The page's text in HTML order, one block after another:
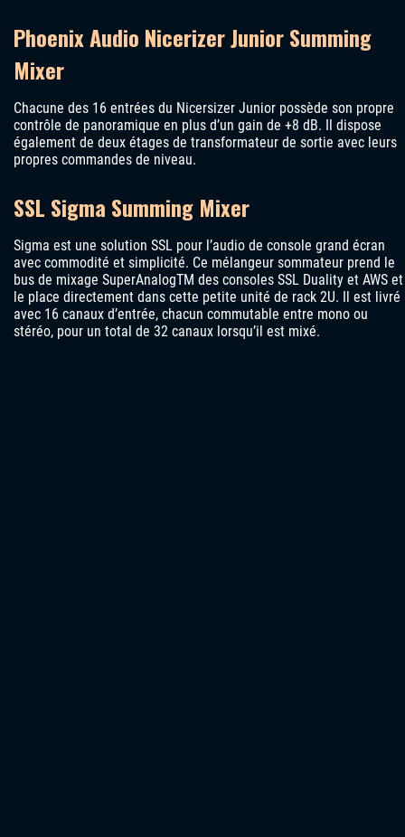
Phoenix Audio Nicerizer Junior Summing
Mixer
Chacune des 16 entrées du Nicersizer Junior possède son propre
contrôle de panoramique en plus d’un gain de +8 dB. Il dispose
également de deux étages de transformateur de sortie avec leurs
propres commandes de niveau.
SSL Sigma Summing Mixer
Sigma est une solution SSL pour l’audio de console grand écran
avec commodité et simplicité. Ce mélangeur sommateur prend le
bus de mixage SuperAnalogTM des consoles SSL Duality et AWS et
le place directement dans cette petite unité de rack 2U. Il est livré
avec 16 canaux d’entrée, chacun commutable entre mono ou
stéréo, pour un total de 32 canaux lorsqu’il est mixé.